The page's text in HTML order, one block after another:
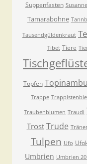
Suppenfasten Susanne
Tamarabohne
Tausendgüldenkraut
Tibet Tiere
Topfen
Trappe
Traubenblumen Traudi
Trost Trude
Tulpen Ufo
Umbrien Umbrien